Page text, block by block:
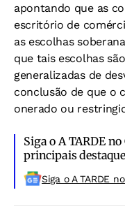
apontando que as
escritório de
as escolhas
que tais escolhas
generalizadas de
conclusão de que o
onerado ou
Siga o A TARDE no
principais
Siga o A TARDE